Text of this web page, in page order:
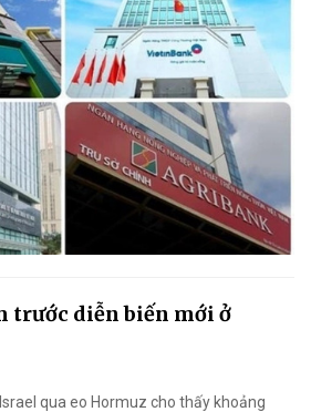
trước diễn biến mới ở
qua eo Hormuz cho thấy khoảng